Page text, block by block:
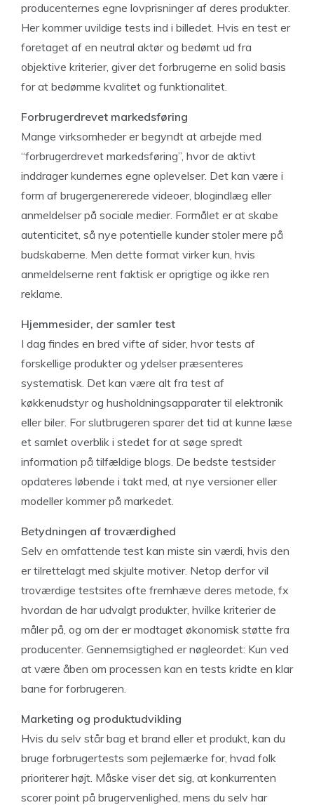
producenternes egne lovprisninger af deres produkter.
Her kommer uvildige tests ind i billedet. Hvis en test er
foretaget af en neutral aktør og bedømt ud fra
objektive kriterier, giver det forbrugerne en solid basis
for at bedømme kvalitet og funktionalitet.
Forbrugerdrevet markedsføring
Mange virksomheder er begyndt at arbejde med
“forbrugerdrevet markedsføring”, hvor de aktivt
inddrager kundernes egne oplevelser. Det kan være i
form af brugergenererede videoer, blogindlæg eller
anmeldelser på sociale medier. Formålet er at skabe
autenticitet, så nye potentielle kunder stoler mere på
budskaberne. Men dette format virker kun, hvis
anmeldelserne rent faktisk er oprigtige og ikke ren
reklame.
Hjemmesider, der samler test
I dag findes en bred vifte af sider, hvor tests af
forskellige produkter og ydelser præsenteres
systematisk. Det kan være alt fra test af
køkkenudstyr og husholdningsapparater til elektronik
eller biler. For slutbrugeren sparer det tid at kunne læse
et samlet overblik i stedet for at søge spredt
information på tilfældige blogs. De bedste testsider
opdateres løbende i takt med, at nye versioner eller
modeller kommer på markedet.
Betydningen af troværdighed
Selv en omfattende test kan miste sin værdi, hvis den
er tilrettelagt med skjulte motiver. Netop derfor vil
troværdige testsites ofte fremhæve deres metode, fx
hvordan de har udvalgt produkter, hvilke kriterier de
måler på, og om der er modtaget økonomisk støtte fra
producenter. Gennemsigtighed er nøgleordet: Kun ved
at være åben om processen kan en tests kridte en klar
bane for forbrugeren.
Marketing og produktudvikling
Hvis du selv står bag et brand eller et produkt, kan du
bruge forbrugertests som pejlemærke for, hvad folk
prioriterer højt. Måske viser det sig, at konkurrenten
scorer point på brugervenlighed, mens du selv har